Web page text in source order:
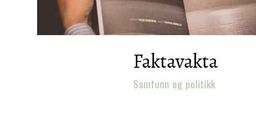
Faktavakta
Samfunn og politikk